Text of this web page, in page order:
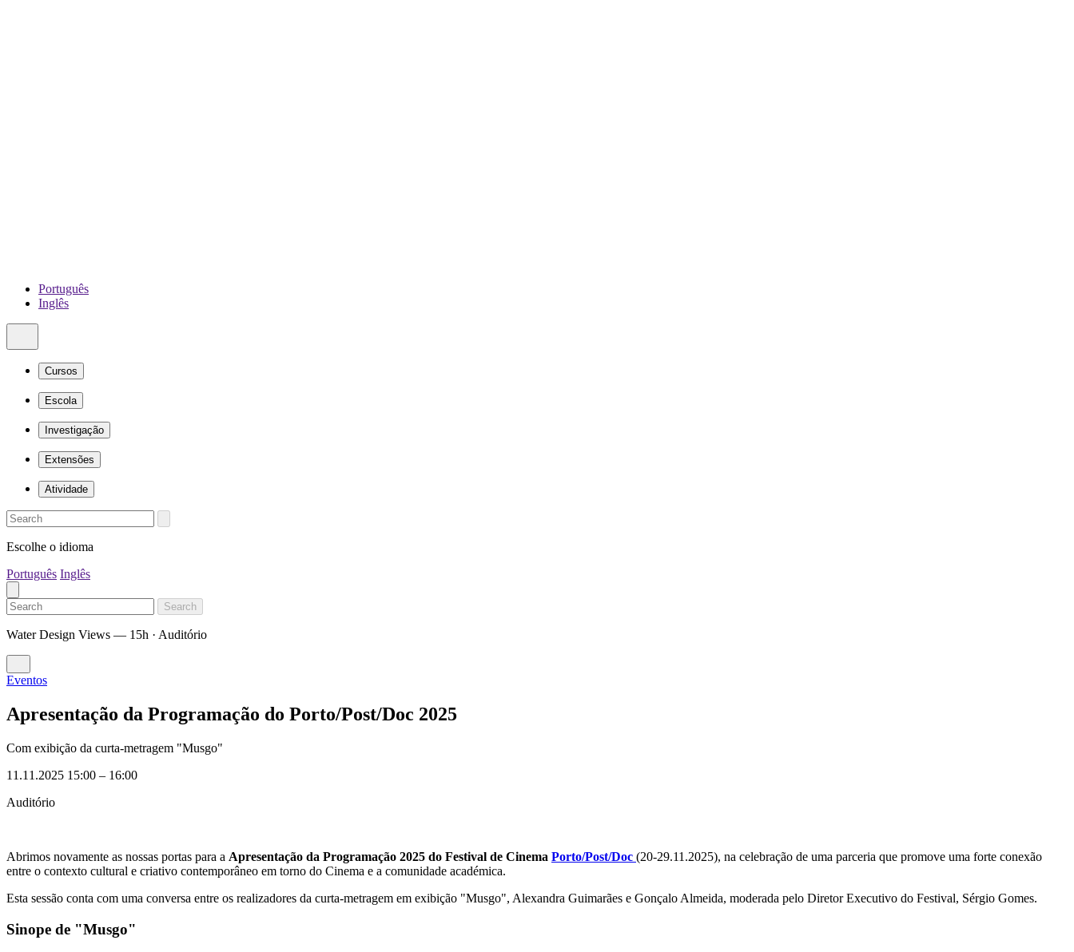
Português
Inglês
Cursos
Escola
Investigação
Extensões
Atividade
Escolhe o idioma
Português Inglês
Search
Water Design Views — 15h · Auditório
Eventos
Apresentação da Programação do Porto/Post/Doc 2025
Com exibição da curta-metragem "Musgo"
11.11.2025 15:00 – 16:00
Auditório
Abrimos novamente as nossas portas para a Apresentação da Programação 2025 do Festival de Cinema Porto/Post/Doc (20-29.11.2025), na celebração de uma parceria que promove uma forte conexão
entre o contexto cultural e criativo contemporâneo em torno do Cinema e a comunidade académica.
Esta sessão conta com uma conversa entre os realizadores da curta-metragem em exibição "Musgo", Alexandra Guimarães e Gonçalo Almeida, moderada pelo Diretor Executivo do Festival, Sérgio Gomes.
Sinope de "Musgo"